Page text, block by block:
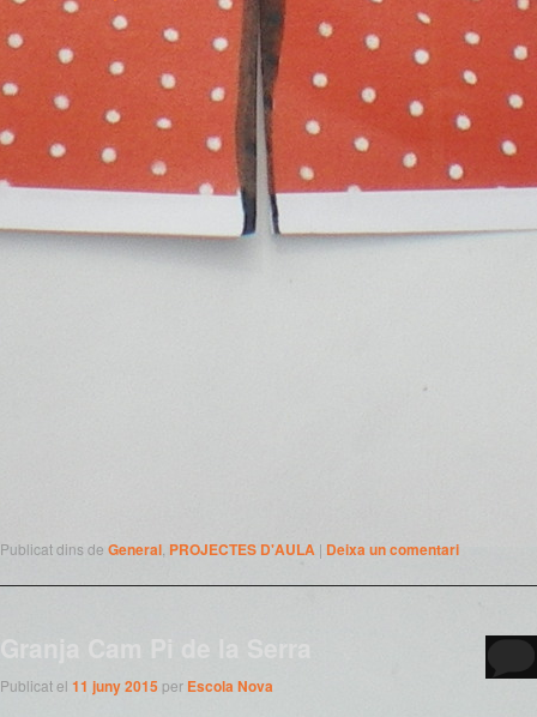
Publicat dins de General PROJECTES D'AULA | Deixa un comentari
Granja Cam Pi de la Serra
Publicat el 11 juny 2015 per Escola Nova